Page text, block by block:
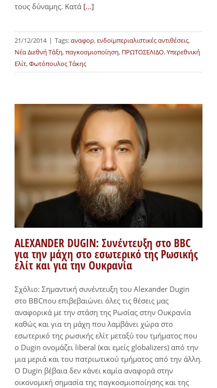
τους δύναμης. Κατά [...]
21/12/2014 | Tags:αναφορ,ενδοϊμπεριαλιστικές αντιθέσεις,
Νέα Διεθνή Τάξη,παγκοσμιοποίηση, ΠΡΩΤΟΣΕΛΙΔΟ,Υπερεθνική
Ελίτ,Φωτόπουλος Τάκης
ALEXANDER DUGIN: Συνέντευξη στο BBC
για την μάχη στο εσωτερικό της Ρωσικής
ελίτ και για την Ουκρανία
Σχόλιο: Σημαντική συνέντευξη του Alexander Dugin
στο BBCπου επιβεβαιώνει όλες τις θέσεις μας
αναφορικά με την στάση της Ρωσίας στην Ουκρανία
καθώς και για τη μάχη που λαμβάνει χώρα στο
εσωτερικό της ρωσικής ελίτ μεταξύ του τμήματος που
ο Dugin ονομάζει liberal (και εμείς globalizers) από την
μια μεριά και του πατριωτικού τμήματος από την άλλη.
Ο Dugin βέβαια δεν κάνει καμία αναφορά στην
οικονομική σημασία της παγκοσμιοποίησης και της